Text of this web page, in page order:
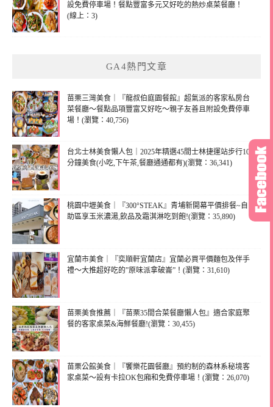
設免費停車場！餐點豐富多元又好吃的熱炒桌菜餐廳！
(線上：3)
GA4熱門文章
苗栗三灣美食｜『龍叔伯庭園餐館』超氣派的客家私房台
菜餐廳～餐點品項豐富又好吃～親子友善且附設免費停車
場！(瀏覽：40,756)
台北士林美食懶人包｜2025年精選45間士林捷運站步行10
分鐘美食(小吃,下午茶,餐廳通通都有)(瀏覽：36,341)
桃園中壢美食｜『300°STEAK』青埔新開幕平價排餐~自
助區享玉米濃湯,飲品及霜淇淋吃到飽!(瀏覽：35,890)
宜蘭市美食｜『奕順軒宜蘭店』宜蘭必買平價麵包及伴手
禮～大推超好吃的”原味派拿破崙”！(瀏覽：31,610)
苗栗美食推薦｜『苗栗35間合菜餐廳懶人包』適合家庭聚
餐的客家桌菜&海鮮餐廳!(瀏覽：30,455)
苗栗公館美食｜『饗樂花園餐廳』預約制的森林系秘境客
家桌菜～設有卡拉OK包廂和免費停車場！(瀏覽：26,070)